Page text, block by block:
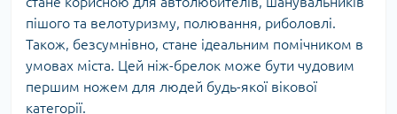
пішого та велотуризму, полювання, риболовлі.
Також, безсумнівно, стане ідеальним помічником в
умовах міста. Цей ніж-брелок може бути чудовим
першим ножем для людей будь-якої вікової
категорії.